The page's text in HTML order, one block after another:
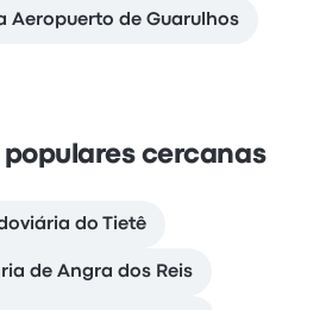
Aeropuerto de Guarulhos
populares cercanas
do Tietê
de Angra dos Reis